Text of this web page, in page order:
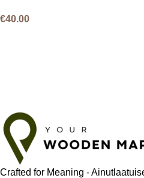
€40.00
Crafted for Meaning -